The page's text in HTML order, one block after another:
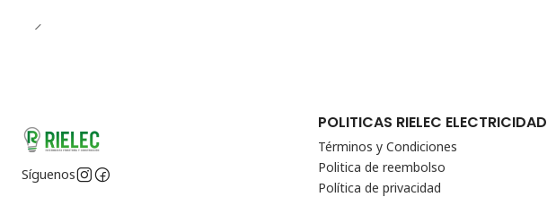
Síguenos
POLITICAS RIELEC ELECTRICIDAD
Términos y Condiciones
Politica de reembolso
Política de privacidad